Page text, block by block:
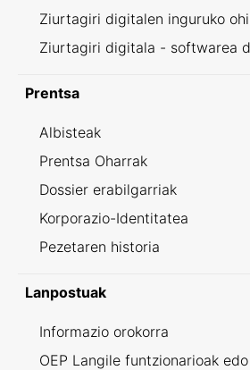
Ziurtagiri digitalen inguruko
Ziurtagiri digitala - softwarea
Prentsa
Albisteak
Prentsa Oharrak
Dossier erabilgarriak
Korporazio-Identitatea
Pezetaren historia
Lanpostuak
Informazio orokorra
OEP Langile funtzionarioak